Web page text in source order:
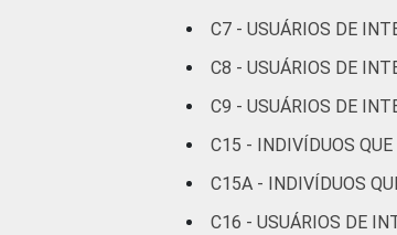
De 45 a 59
De 60 anos
Renda
Até 1 SM
C7 - USUÁRIOS DE
C8 - USUÁRIOS DE
C9 - USUÁRIOS DE
C15 - INDIVÍDUOS
C15A - INDIVÍDUOS
C16 - USUÁRIOS DE